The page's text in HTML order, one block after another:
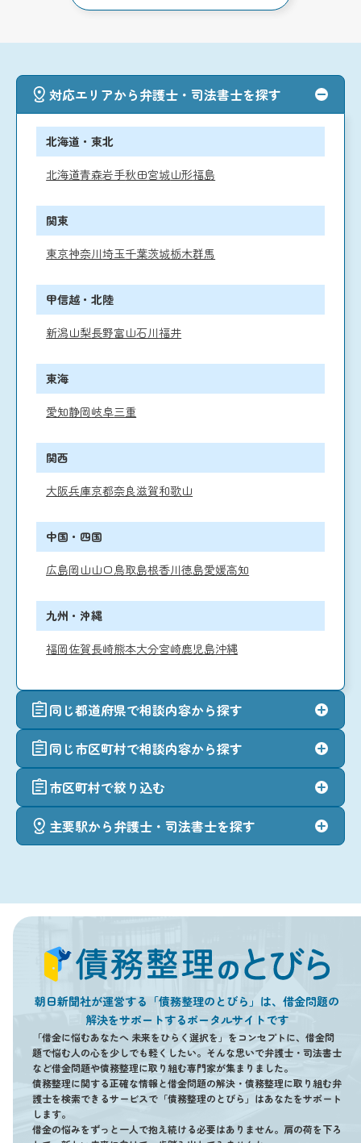
対応エリアから弁護士・司法書士を探す
北海道・東北
北海道青森岩手秋田宮城山形福島
関東
東京神奈川埼玉千葉茨城栃木群馬
甲信越・北陸
新潟山梨長野富山石川福井
東海
愛知静岡岐阜三重
関西
大阪兵庫京都奈良滋賀和歌山
中国・四国
広島岡山山口鳥取島根香川徳島愛媛高知
九州・沖縄
福岡佐賀長崎熊本大分宮崎鹿児島沖縄
同じ都道府県で相談内容から探す
同じ市区町村で相談内容から探す
市区町村で絞り込む
主要駅から弁護士・司法書士を探す
朝日新聞社が運営する「債務整理のとびら」は、借金問題の
解決をサポートするポータルサイトです
「借金に悩むあなたへ 未来をひらく選択を」をコンセプトに、借金問
題で悩む人の心を少しでも軽くしたい。そんな思いで弁護士・司法書士
など借金問題や債務整理に取り組む専門家が集まりました。
債務整理に関する正確な情報と借金問題の解決・債務整理に取り組む弁
護士を検索できるサービスで「債務整理のとびら」はあなたをサポート
します。
借金の悩みをずっと一人で抱え続ける必要はありません。肩の荷を下ろ